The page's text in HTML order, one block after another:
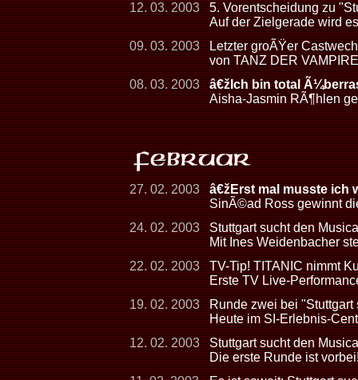
12. 03. 2003
5. Vorentscheidung zu
Auf der Zielgerade wird
09. 03. 2003
Letzter groÃŸer
von TANZ DER VAMPIRE
08. 03. 2003
â€žIch bin total
Aisha-Jasmin RÃ¶hlen
27. 02. 2003
â€žErst mal musste ich
SinÃ©ad Ross gewinnt
24. 02. 2003
Stuttgart sucht den
Mit Ines Weidenbacher
22. 02. 2003
TV-Tip! TITANIC nimmt
Erste TV Live-
19. 02. 2003
Runde zwei bei
Heute im SI-Erlebnis-
12. 02. 2003
Stuttgart sucht den
Die erste Runde ist